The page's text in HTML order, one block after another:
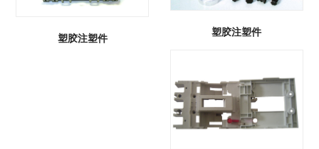
塑胶注塑件
塑胶注塑件